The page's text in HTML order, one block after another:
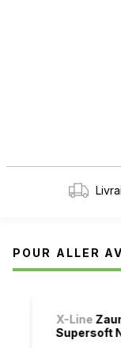
POUR ALLER
X-Line
Supersoft